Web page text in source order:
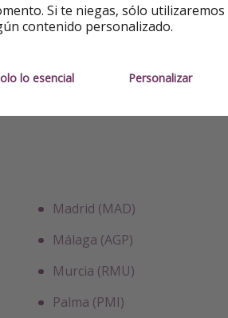
Madrid (MAD)
Málaga (AGP)
Murcia (RMU)
Palma (PMI)
Si te niegas, sólo utilizaremos
contenido personalizado.
lo esencial Personalizar